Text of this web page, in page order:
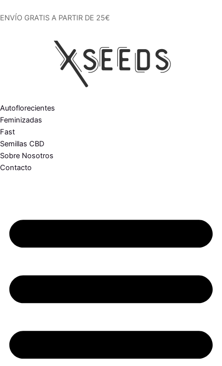
al
ENVÍO GRATIS A PARTIR DE 25€
Autoflorecientes
Feminizadas
Fast
Semillas CBD
Sobre Nosotros
Contacto